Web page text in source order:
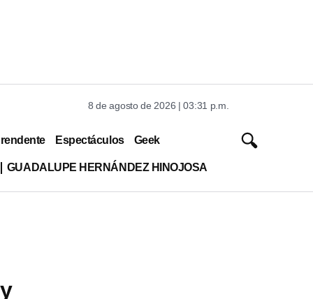
8 de agosto de 2026 | 03:31 p.m.
Espectáculos Geek
GUADALUPE HERNÁNDEZ HINOJOSA